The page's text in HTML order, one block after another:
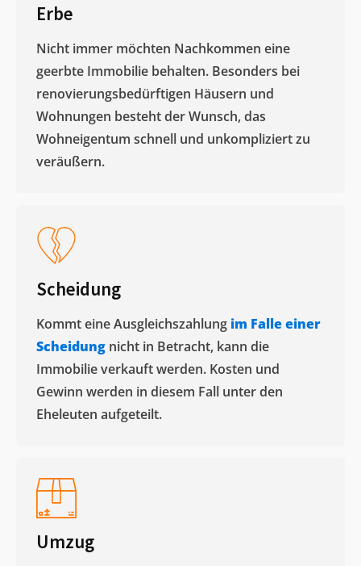
Erbe
Nicht immer möchten Nachkommen eine
geerbte Immobilie behalten. Besonders bei
renovierungsbedürftigen Häusern und
Wohnungen besteht der Wunsch, das
Wohneigentum schnell und unkompliziert zu
veräußern. ​
Scheidung
Kommt eine Ausgleichszahlung im Falle einer
Scheidung nicht in Betracht, kann die
Immobilie verkauft werden. Kosten und
Gewinn werden in diesem Fall unter den
Eheleuten aufgeteilt.​
Umzug